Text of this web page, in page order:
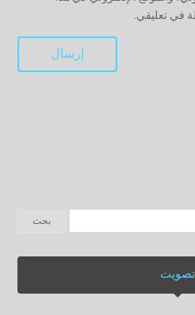
في تعليقي.
تصويت